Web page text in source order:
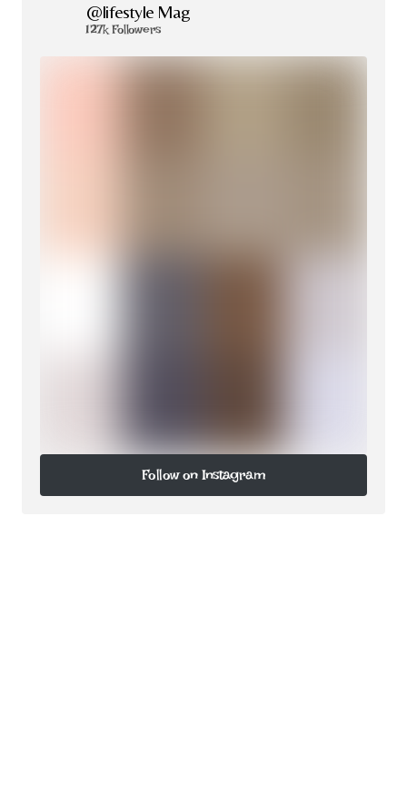
@lifestyle Mag
127k Followers
Follow on Instagram
Follow on Instagram